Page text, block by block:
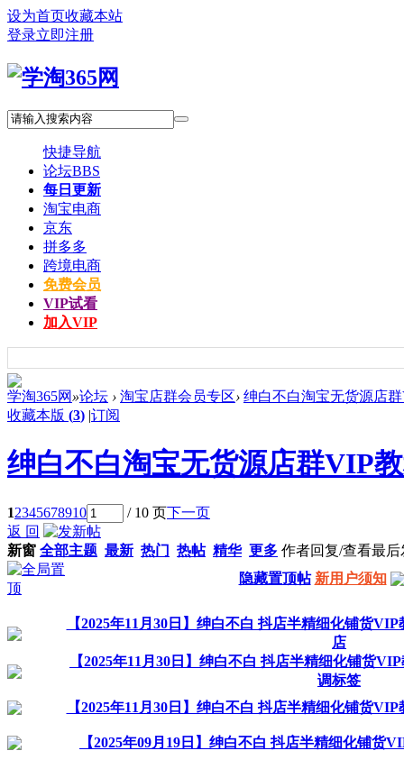
设为首页收藏本站
登录立即注册
快捷导航
论坛BBS
每日更新
淘宝电商
京东
拼多多
跨境电商
免费会员
VIP试看
加入VIP
学淘365网 »论坛 › 淘宝店群会员专区› 绅白不白淘宝无货源店
收藏本版 (3) |订阅
绅白不白淘宝无货源店群VIP
12345678910 / 10 页下一页
返 回
新窗 全部主题 最新 热门 热帖 精华 更多 作者回复/查看最后
隐藏置顶帖 新用户须知
【2025年11月30日】绅白不白 抖店半精细化铺货
店
【2025年11月30日】绅白不白 抖店半精细化铺货
调标签
【2025年11月30日】绅白不白 抖店半精细化铺货
【2025年09月19日】绅白不白 抖店半精细化铺货